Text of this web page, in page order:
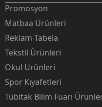
Promosyon
Matbaa Ürünleri
Reklam Tabela
Tekstil Ürünleri
Okul Ürünleri
Spor Kıyafetleri
Tübitak Bilim Fuarı